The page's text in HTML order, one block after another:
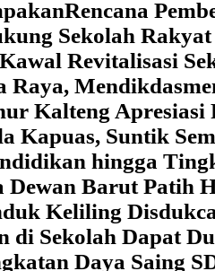
Rencana
Sekolah
Revitalisasi
Kalteng
Suntik
hingga
Dewan Barut Patih
Keliling
Sekolah Dapat
Daya Saing